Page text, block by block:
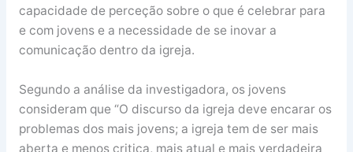
capacidade de perceção sobre o que é celebrar para
e com jovens e a necessidade de se inovar a
comunicação dentro da igreja.
Segundo a análise da investigadora, os jovens
consideram que “O discurso da igreja deve encarar os
problemas dos mais jovens; a igreja tem de ser mais
aberta e menos critica, mais atual e mais verdadeira